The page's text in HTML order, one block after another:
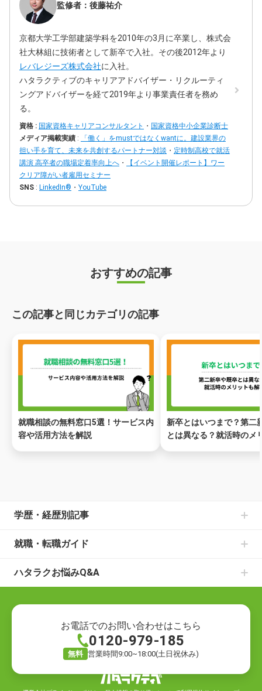
監修者：後藤祐介
京都大学工学部建築学科を2010年の3月に卒業し、株式会
社大林組に技術者として新卒で入社。その後2012年より
レバレジーズ株式会社に入社。
ハタラクティブのキャリアアドバイザー・リクルーティ
ングアドバイザーを経て2019年より事業責任者を務め
る。
資格 : 国家資格キャリアコンサルタント ・ 国家資格中小企業診断士
メディア掲載実績 :
「働く」をmustではなくwantに。建設業界の
担い手を育て、未来を共創するパートナー対談 ・ 定時制高校で就活
講演 高卒者の職場定着率向上へ ・
【イベント開催レポート】ワー
クリア障がい者雇用セミナー
SNS : LinkedIn® ・ YouTube
ページトップ
おすすめの記事
この記事と同じカテゴリの記事
就職相談の無料窓口5選！サービス内
容や活用方法を解説
新卒とはいつまで？第二
とは異なる？就活時のメ
学歴・経歴別記事
中卒からの就職の記事一覧
高卒からの就職の記事一覧
大学中退からの就職の記事一覧
フリーターからの就職の記事一覧
就職・転職ガイド
書類選考のお悩みの記事一覧
面接のお悩みの記事一覧
退職についての記事一覧
ハローワークでの仕事探しの記事一覧
転職活動の記事一覧
就職の方法の記事一覧
仕事のお悩みの記事一覧
ハタラクお悩みQ&A
就職の悩み
お電話でのお問い合わせはこちら
0120-979-185
無料 営業時間9:00~18:00(土日祝休み)